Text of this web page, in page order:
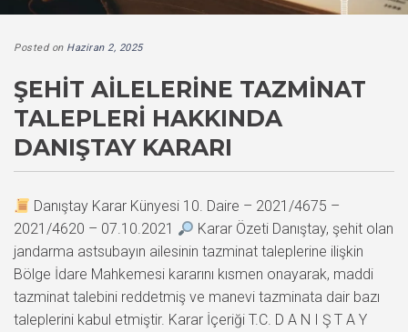
Posted on Haziran 2, 2025
ŞEHIT AILELERINE TAZMINAT
TALEPLERI HAKKINDA
DANIŞTAY KARARI
Danıştay Karar Künyesi 10. Daire – 2021/4675 –
2021/4620 – 07.10.2021
Karar Özeti Danıştay, şehit olan
jandarma astsubayın ailesinin tazminat taleplerine ilişkin
Bölge İdare Mahkemesi kararını kısmen onayarak, maddi
tazminat talebini reddetmiş ve manevi tazminata dair bazı
taleplerini kabul etmiştir. Karar İçeriği T.C. D A N I Ş T A Y